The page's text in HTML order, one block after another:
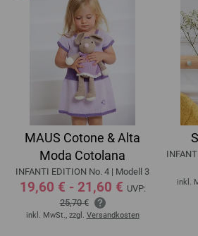
MAUS Cotone & Alta
Moda Cotolana
INFANTI EDITION No. 4 | Modell 3
19,60 € - 21,60 € UVP:
25,70 €
inkl. MwSt., zzgl. Versandkosten
inkl.